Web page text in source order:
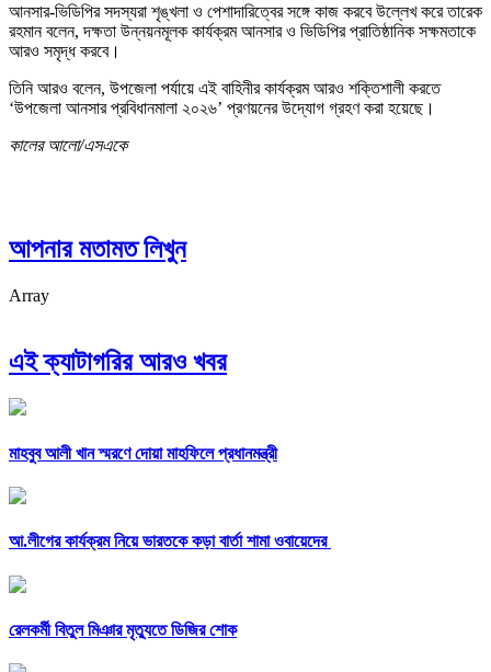
আনসার-ভিডিপির সদস্যরা শৃঙ্খলা ও পেশাদারিত্বের সঙ্গে কাজ করবে উল্লেখ করে তারেক
রহমান বলেন, দক্ষতা উন্নয়নমূলক কার্যক্রম আনসার ও ভিডিপির প্রাতিষ্ঠানিক সক্ষমতাকে
আরও সমৃদ্ধ করবে।
তিনি আরও বলেন, উপজেলা পর্যায়ে এই বাহিনীর কার্যক্রম আরও শক্তিশালী করতে
‘উপজেলা আনসার প্রবিধানমালা ২০২৬’ প্রণয়নের উদ্যোগ গ্রহণ করা হয়েছে।
কালের আলো/এসএকে
আপনার মতামত লিখুন
Array
এই ক্যাটাগরির আরও খবর
মাহবুব আলী খান স্মরণে দোয়া মাহফিলে প্রধানমন্ত্রী
আ.লীগের কার্যক্রম নিয়ে ভারতকে কড়া বার্তা শামা ওবায়েদের
রেলকর্মী বিতুল মিঞার মৃত্যুতে ডিজির শোক